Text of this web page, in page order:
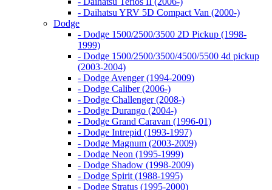
- Daihatsu YRV 5D Compact Van (2000-)
Dodge
- Dodge 1500/2500/3500 2D Pickup (1998-
1999)
- Dodge 1500/2500/3500/4500/5500 4d pickup
(2003-2004)
- Dodge Avenger (1994-2009)
- Dodge Caliber (2006-)
- Dodge Challenger (2008-)
- Dodge Durango (2004-)
- Dodge Grand Caravan (1996-01)
- Dodge Intrepid (1993-1997)
- Dodge Magnum (2003-2009)
- Dodge Neon (1995-1999)
- Dodge Shadow (1998-2009)
- Dodge Spirit (1988-1995)
- Dodge Stratus (1995-2000)